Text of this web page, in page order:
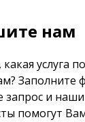
нам
услуга
Заполните
запрос и наши
помогут